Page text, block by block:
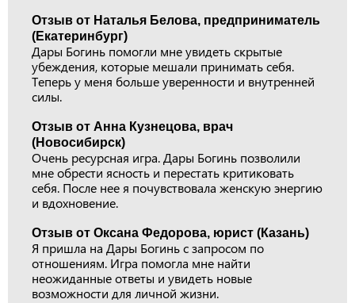
Отзыв от Наталья Белова, предприниматель
(Екатеринбург)
Дары Богинь помогли мне увидеть скрытые
убеждения, которые мешали принимать себя.
Теперь у меня больше уверенности и внутренней
силы.
Отзыв от Анна Кузнецова, врач
(Новосибирск)
Очень ресурсная игра. Дары Богинь позволили
мне обрести ясность и перестать критиковать
себя. После нее я почувствовала женскую энергию
и вдохновение.
Отзыв от Оксана Федорова, юрист (Казань)
Я пришла на Дары Богинь с запросом по
отношениям. Игра помогла мне найти
неожиданные ответы и увидеть новые
возможности для личной жизни.